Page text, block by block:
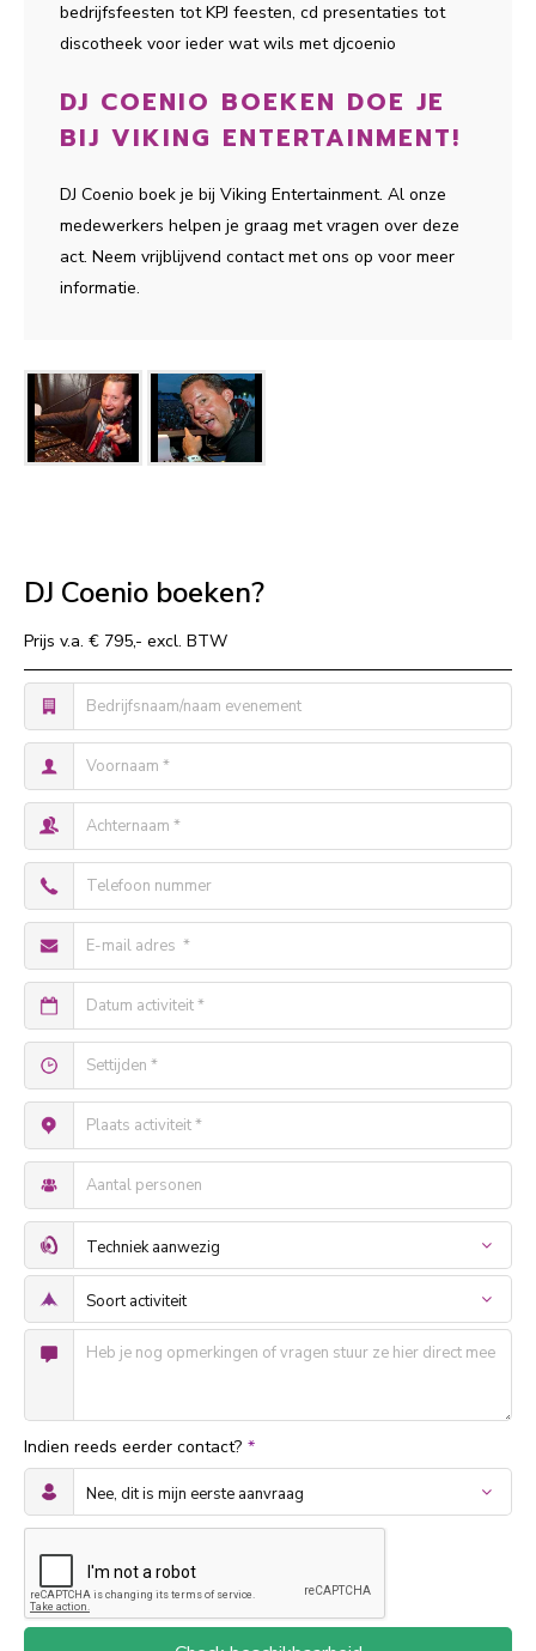
bedrijfsfeesten tot KPJ feesten, cd presentaties tot
discotheek voor ieder wat wils met djcoenio
DJ COENIO BOEKEN DOE JE
BIJ VIKING ENTERTAINMENT!
DJ Coenio boek je bij Viking Entertainment. Al onze
medewerkers helpen je graag met vragen over deze
act. Neem vrijblijvend contact met ons op voor meer
informatie.
DJ Coenio boeken?
Prijs v.a. € 795,- excl. BTW
Indien reeds eerder contact? *